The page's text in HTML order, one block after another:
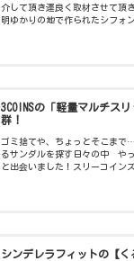
介して頂き運良く取材させて頂
明ゆかりの地で作られたシフォ
3COINSの「軽量マルチス
群！
ゴミ捨てや、ちょっとそこまで
るサンダルを探す日々の中 や
と出会いました！スリーコイン
シンデレラフィットの【く